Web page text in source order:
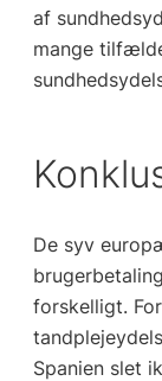
af
mange
De syv
forskelligt.
Spanien slet